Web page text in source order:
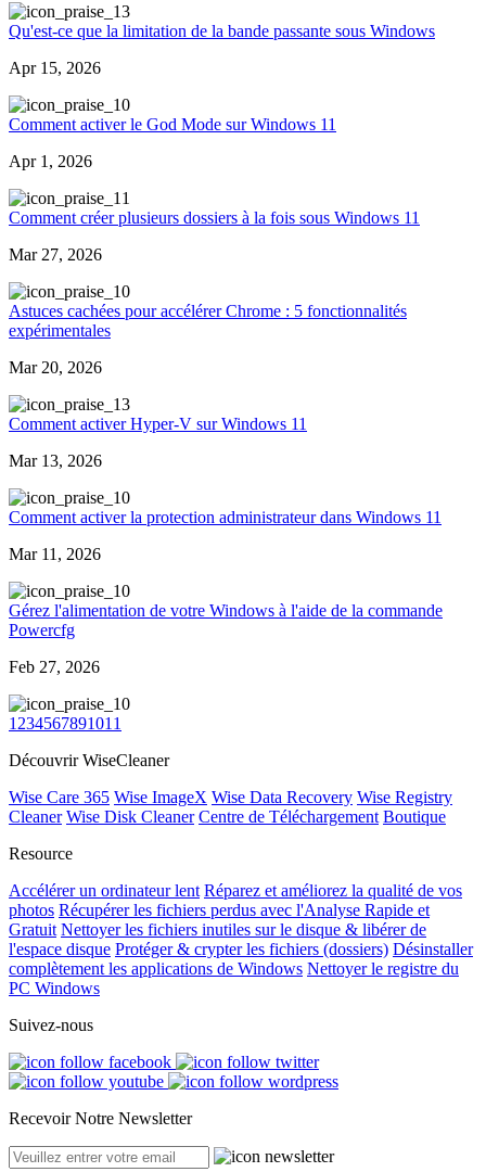
3
Qu'est-ce que la limitation de la bande passante sous Windows
Apr 15, 2026
0
Comment activer le God Mode sur Windows 11
Apr 1, 2026
1
Comment créer plusieurs dossiers à la fois sous Windows 11
Mar 27, 2026
0
Astuces cachées pour accélérer Chrome : 5 fonctionnalités
expérimentales
Mar 20, 2026
3
Comment activer Hyper-V sur Windows 11
Mar 13, 2026
0
Comment activer la protection administrateur dans Windows 11
Mar 11, 2026
0
Gérez l'alimentation de votre Windows à l'aide de la commande
Powercfg
Feb 27, 2026
0
1 234567891011
Découvrir WiseCleaner
Wise Care 365 Wise ImageX Wise Data Recovery Wise Registry
Cleaner Wise Disk Cleaner Centre de Téléchargement Boutique
Resource
Accélérer un ordinateur lent Réparez et améliorez la qualité de vos
photos Récupérer les fichiers perdus avec l'Analyse Rapide et
Gratuit Nettoyer les fichiers inutiles sur le disque & libérer de
l'espace disque Protéger & crypter les fichiers (dossiers) Désinstaller
complètement les applications de Windows Nettoyer le registre du
PC Windows
Suivez-nous
Recevoir Notre Newsletter